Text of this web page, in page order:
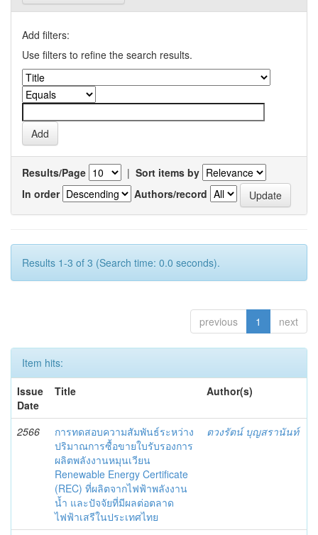
Add filters:
Use filters to refine the search results.
Results/Page | Sort items by
In order
Authors/record
Results 1-3 of 3 (Search time: 0.0 seconds).
previous 1 next
Item hits:
Issue
Date
Title Author(s)
2566
การทดสอบความสัมพันธ์ระหว่าง
ปริมาณการซื้อขายใบรับรองการ
ผลิตพลังงานหมุนเวียน
Renewable Energy Certificate
(REC) ที่ผลิตจากไฟฟ้าพลังงาน
น้ำ และปัจจัยที่มีผลต่อตลาด
ไฟฟ้าเสรีในประเทศไทย
ตวงรัตน์ บุญสรานันท์